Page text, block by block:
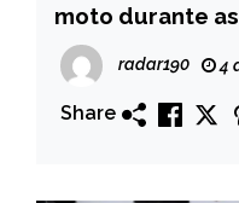
moto durante
radar190 4
Share